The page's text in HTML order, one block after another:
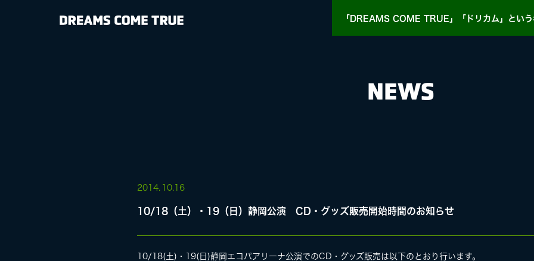
「DREAMS COME TRUE」「ドリカム」 とい
LIVE
SPECIAL SITE
NEWS
2014. 10.16
10/18（土）・19（日）静岡公演 CD・グッズ販売開始時間のお知らせ
10/18(土)・19(日)静岡エコパアリーナ公演でのCD・グッズ販売は以下のとおり行います。